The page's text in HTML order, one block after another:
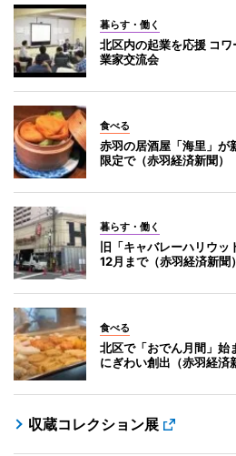
暮らす・働く
北区内の起業を応援 コ
業家交流会
食べる
赤羽の居酒屋「海里」が
限定で（赤羽経済新聞）
暮らす・働く
旧「キャバレーハリウッ
12月まで（赤羽経済新聞）
食べる
北区で「おでん月間」始
にぎわい創出（赤羽経済
収蔵コレクション展